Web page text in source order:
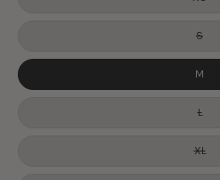
S
M
L
XL